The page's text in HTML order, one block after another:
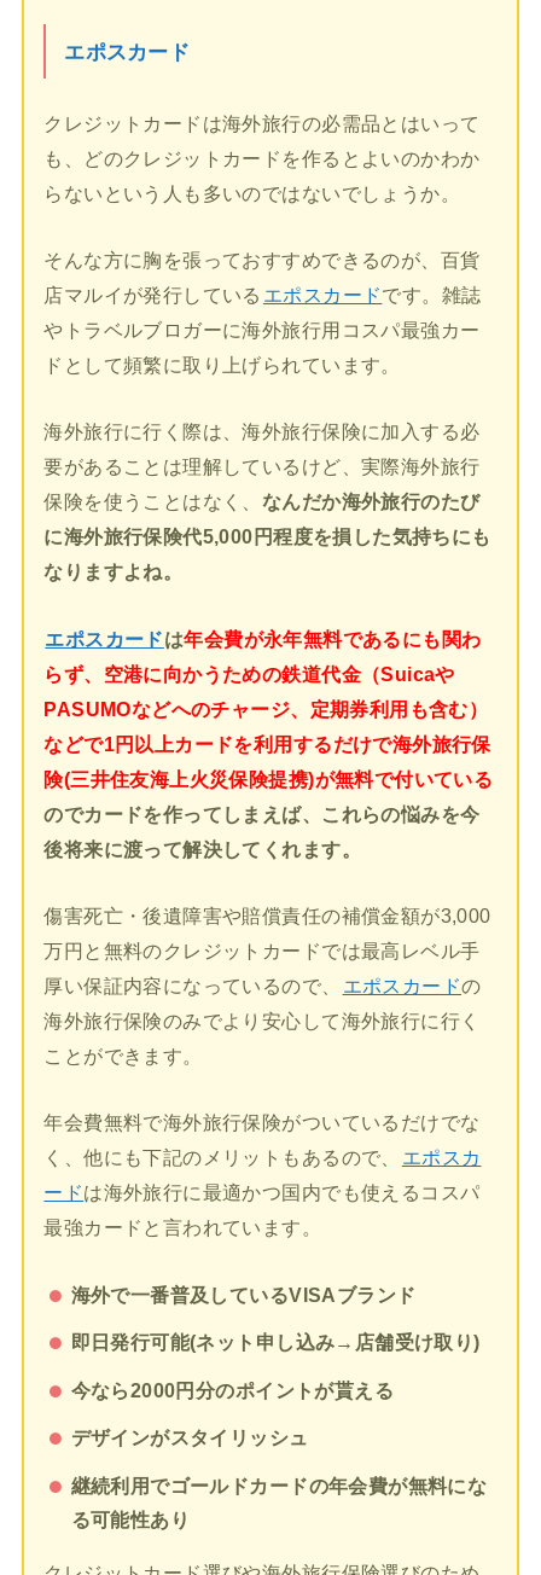
エポスカード
クレジットカードは海外旅行の必需品とはいって
も、どのクレジットカードを作るとよいのかわか
らないという人も多いのではないでしょうか。
そんな方に胸を張っておすすめできるのが、百貨
店マルイが発行している エポスカードです。雑誌
やトラベルブロガーに海外旅行用コスパ最強カー
ドとして頻繁に取り上げられています。
海外旅行に行く際は、海外旅行保険に加入する必
要があることは理解しているけど、実際海外旅行
保険を使うことはなく、 なんだか海外旅行のたび
に海外旅行保険代5,000円程度を損した気持ちにも
なりますよね。
エポスカードは年会費が永年無料であるにも関わ
らず、空港に向かうための鉄道代金（Suicaや
PASUMOなどへのチャージ、定期券利用も含む）
などで1円以上カードを利用するだけで海外旅行保
険(三井住友海上火災保険提携)が無料で付いている
のでカードを作ってしまえば、これらの悩みを今
後将来に渡って解決してくれます。
傷害死亡・後遺障害や賠償責任の補償金額が3,000
万円と無料のクレジットカードでは最高レベル手
厚い保証内容になっているので、
エポスカードの
海外旅行保険のみでより安心して海外旅行に行く
ことができます。
年会費無料で海外旅行保険がついているだけでな
く、他にも下記のメリットもあるので、
エポスカ
ードは海外旅行に最適かつ国内でも使えるコスパ
最強カードと言われています。
海外で一番普及しているVISAブランド
即日発行可能(ネット申し込み→店舗受け取り)
今なら2000円分のポイントが貰える
デザインがスタイリッシュ
継続利用でゴールドカードの年会費が無料にな
る可能性あり